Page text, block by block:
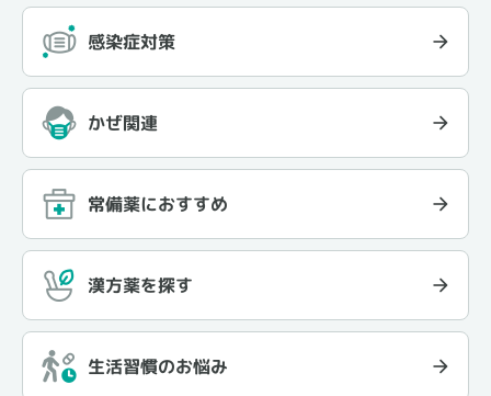
感染症対策
かぜ関連
常備薬におすすめ
漢方薬を探す
生活習慣のお悩み